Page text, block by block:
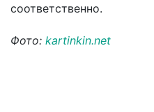
соответственно.
Фото: kartinkin.net